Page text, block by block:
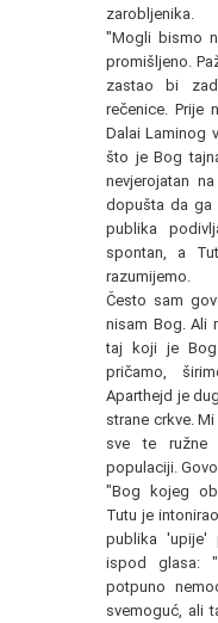
zarobljenika.
"Mogli bismo
promišljeno.
zastao bi
rečenice. Prije
Dalai Laminog
što je Bog
nevjerojatan
dopušta da ga
publika
spontan, a
razumijemo.
Često sam
nisam Bog. Ali
taj koji je
pričamo,
Aparthejd je
strane crkve.
sve te ružne
populaciji.
"Bog kojeg
Tutu je
publika 'upije'
ispod glasa:
potpuno
svemoguć, ali